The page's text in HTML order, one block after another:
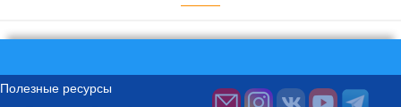
Полезные ресурсы